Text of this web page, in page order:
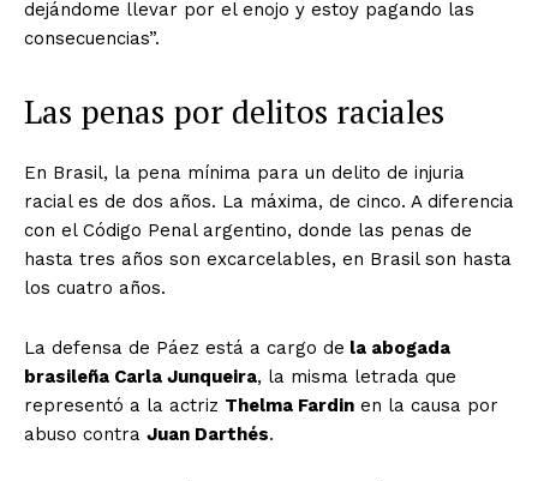
dejándome llevar por el enojo y estoy pagando las
consecuencias”.
Las penas por delitos raciales
En Brasil, la pena mínima para un delito de injuria
racial es de dos años. La máxima, de cinco. A diferencia
con el Código Penal argentino, donde las penas de
hasta tres años son excarcelables, en Brasil son hasta
los cuatro años.
La defensa de Páez está a cargo de la abogada
brasileña Carla Junqueira, la misma letrada que
representó a la actriz Thelma Fardin en la causa por
abuso contra Juan Darthés.